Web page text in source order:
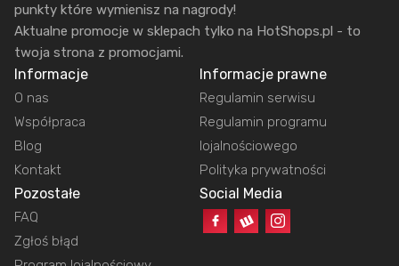
punkty które wymienisz na nagrody!
Aktualne promocje w sklepach tylko na HotShops.pl - to
twoja strona z promocjami.
Informacje
O nas
Współpraca
Blog
Kontakt
Informacje prawne
Regulamin serwisu
Regulamin programu
lojalnościowego
Polityka prywatności
Pozostałe
FAQ
Zgłoś błąd
Social Media